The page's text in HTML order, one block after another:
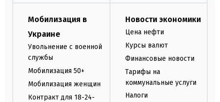
Мобилизация в
Украине
Увольнение с военной
службы
Мобилизация 50+
Мобилизация женщин
Контракт для 18-24-
Новости экономики
Цена нефти
Курсы валют
Финансовые новости
Тарифы на
коммунальные услуги
Налоги